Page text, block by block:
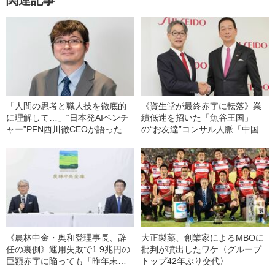
「人間の思考と職人技を徹底的
に理解して…」“日本発AIベンチ
ャー”PFN西川徹CEOが語った最
《資生堂が最終赤字に転落》業
績低迷を招いた「魚谷王国」
の“お友達”コンサル人脈「中国事
《農林中金・奥和登理事長、辞
任の裏側》運用失敗で1.9兆円の
巨額赤字に陥っても「昨年末ま
大正製薬、創業家によるMBOに
批判が噴出したワケ〈グループ
トップ42年ぶり交代〉